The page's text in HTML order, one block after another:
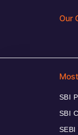
Our
SBI
SBI
SEBI